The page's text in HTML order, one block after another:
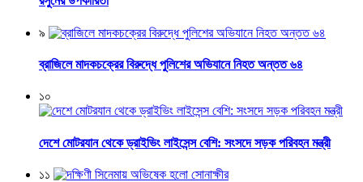
৯
ব্রাজিলে মাদকচক্রের বিরুদ্ধে পুলিশের অভিযানে নিহত অন্তত ৬৪
১০
দেশে মোটরযান থেকে ড্রাইভিং লাইসেন্স বেশি: সংসদে সড়ক পরিবহন মন্ত্রী
১১